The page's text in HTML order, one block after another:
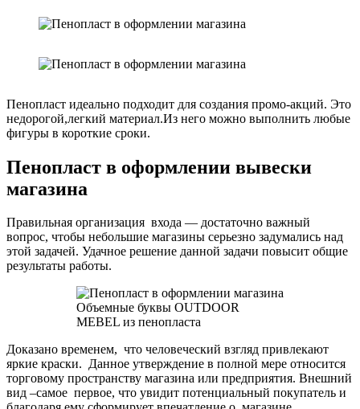
Пенопласт идеально подходит для создания промо-акций. Это
недорогой,легкий материал.Из него можно выполнить любые
фигуры в короткие сроки.
Пенопласт в оформлении вывески
магазина
Правильная организация входа — достаточно важный
вопрос, чтобы небольшие магазины серьезно задумались над
этой задачей. Удачное решение данной задачи повысит общие
результаты работы.
Объемные буквы OUTDOOR
MEBEL из пенопласта
Доказано временем, что человеческий взгляд привлекают
яркие краски. Данное утверждение в полной мере относится
торговому пространству магазина или предприятия. Внешний
вид –самое первое, что увидит потенциальный покупатель и